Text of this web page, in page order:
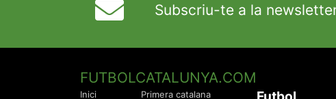
Subscriu-te a la
FUTBOLCATALUNYA.COM
Inici
Primera catalana